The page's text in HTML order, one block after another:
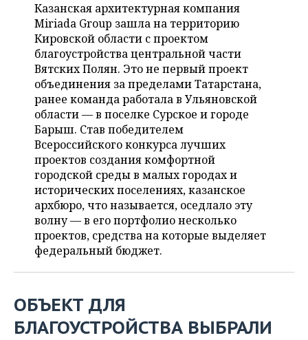
ВУЗЫ ТАТАРСТАНА
КОМУ ПРИНАДЛЕЖАТ
ТОРГОВЫЕ ЦЕНТРЫ
ТАТАРСТАНА
БАНКИ
БЮДЖЕТ
ИНВЕСТИЦИИ
ПРОМЫШЛЕННОСТИ
АГРОПРОМ
МАШИНОСТРОЕНИЕ
НЕФТЕХИМИЯ
НЕФТЬ
ОПК
ЭНЕРГЕТИКА
НОВОСТИ НЕДВИЖИМОСТИ
АВТО
НОВОСТИ АВТО
БИЗНЕС
НОВОСТИ БИЗНЕСА
РОЗНИЧНАЯ ТОРГОВЛЯ
ТРАНСПОРТ
УСЛУГИ
ТЕХНОЛОГИИ
НОВОСТИ ТЕХНОЛОГИЙ
МЕДИА
ТЕЛЕКОММУНИКАЦИИ
МЕРОПРИЯТИЯ
НОВОСТИ МЕРОПРИЯТИЙ
ВЫЕЗДНАЯ РЕДАКЦИЯ
БИЗНЕС-БРАНЧИ
ONLINE-КОНФЕРЕНЦИИ
СПОРТ
НОВОСТИ СПОРТА
ФУТБОЛ
ХОККЕЙ
ОБЩЕСТВО
НОВОСТИ ОБЩЕСТВА
ВЛАСТЬ
ФОТОГАЛЕРЕЯ
СЮЖЕТЫ
СПИСОК ПЕРСОН
ПОЛНАЯ ВЕРСИЯ
Казанская архитектурная компания
Miriada Group зашла на территорию
Кировской области с проектом
благоустройства центральной части
Вятских Полян. Это не первый проект
объединения за пределами Татарстана,
ранее команда работала в Ульяновской
области — в поселке Сурское и городе
Барыш. Став победителем
Всероссийского конкурса лучших
проектов создания комфортной
городской среды в малых городах и
исторических поселениях, казанское
архбюро, что называется, оседлало эту
волну — в его портфолио несколько
проектов, средства на которые выделяет
федеральный бюджет.
ОБЪЕКТ ДЛЯ
БЛАГОУСТРОЙСТВА ВЫБРАЛИ